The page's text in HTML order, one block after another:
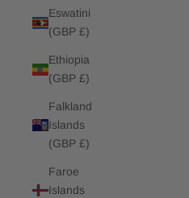
Eswatini
(GBP £)
Ethiopia
(GBP £)
Falkland
Islands
(GBP £)
Faroe
Islands